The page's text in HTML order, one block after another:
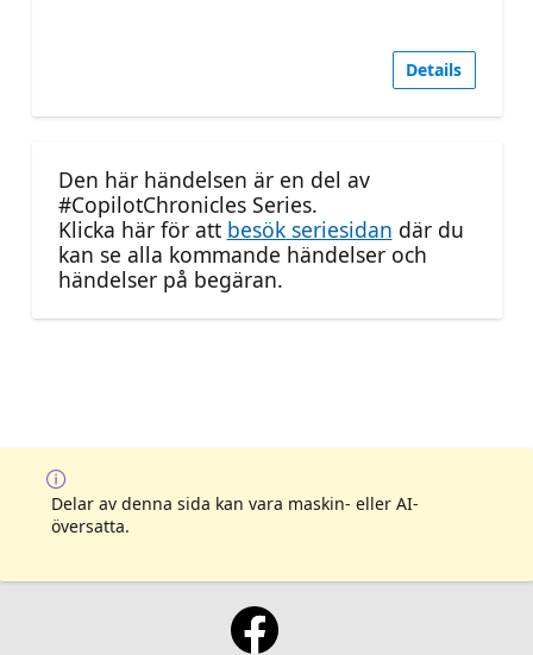
Details
Den här händelsen är en del av
#CopilotChronicles Series.
Klicka här för att besök seriesidan där du
kan se alla kommande händelser och
händelser på begäran.
Delar av denna sida kan vara maskin- eller AI-
översatta.